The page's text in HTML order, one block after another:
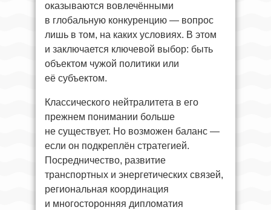
оказываются вовлечёнными
в глобальную конкуренцию — вопрос
лишь в том, на каких условиях. В этом
и заключается ключевой выбор: быть
объектом чужой политики или
её субъектом.
Классического нейтралитета в его
прежнем понимании больше
не существует. Но возможен баланс —
если он подкреплён стратегией.
Посредничество, развитие
транспортных и энергетических связей,
региональная координация
и многосторонняя дипломатия